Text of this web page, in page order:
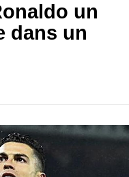
un
dans un